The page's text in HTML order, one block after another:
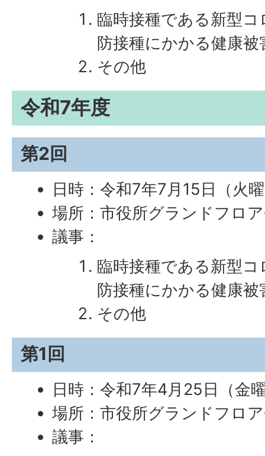
臨時接種である新型
防接種にかかる健康
その他
令和7年度
第2回
日時：令和7年7月15日（火
場所：市役所グランドフロ
議事：
臨時接種である新型
防接種にかかる健康
その他
第1回
日時：令和7年4月25日（金
場所：市役所グランドフロ
議事：